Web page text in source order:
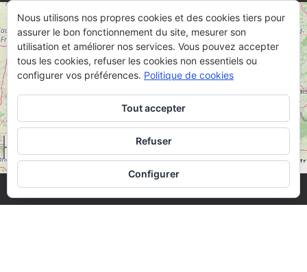
+
30 mi
Nous utilisons nos propres cookies et des cookies tiers pour
assurer le bon fonctionnement du site, mesurer son
utilisation et améliorer nos services. Vous pouvez accepter
tous les cookies, refuser les cookies non essentiels ou
configurer vos préférences. Politique de cookies
Tout accepter
Refuser
Configurer